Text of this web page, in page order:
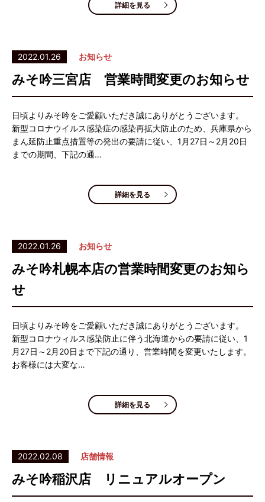
詳細を見る
2022.01.26 お知らせ
みそ吟三宮店 営業時間変更のお知らせ
日頃よりみそ吟をご愛顧いただき誠にありがとうございます。
新型コロナウイルス感染症の感染再拡大防止のため、兵庫県から
まん延防止重点措置等の発出の要請に従い、1月27日～2月20日
までの期間、下記の通…
詳細を見る
2022.01.26 お知らせ
みそ吟札幌本店の営業時間変更のお知ら
せ
日頃よりみそ吟をご愛顧いただき誠にありがとうございます。
新型コロナウィルス感染防止に伴う北海道からの要請に従い、1
月27日～2月20日まで下記の通り、営業時間を変更いたします。
お客様には大変な…
詳細を見る
2022.02.08 店舗情報
みそ吟稲沢店 リニュアルオープン